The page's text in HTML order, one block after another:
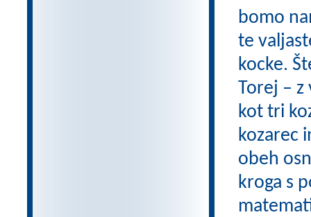
bomo
te
kocke.
Torej –
kot tri
kozarec
obeh
kroga s